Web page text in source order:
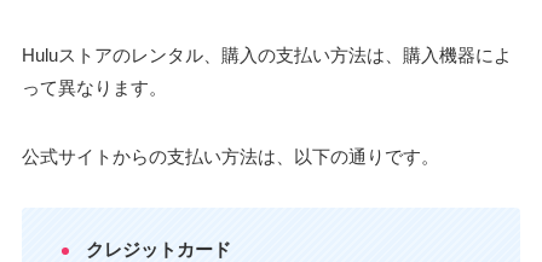
Huluストアのレンタル、購入の支払い方法は、購入機器によ
って異なります。
公式サイトからの支払い方法は、以下の通りです。
クレジットカード